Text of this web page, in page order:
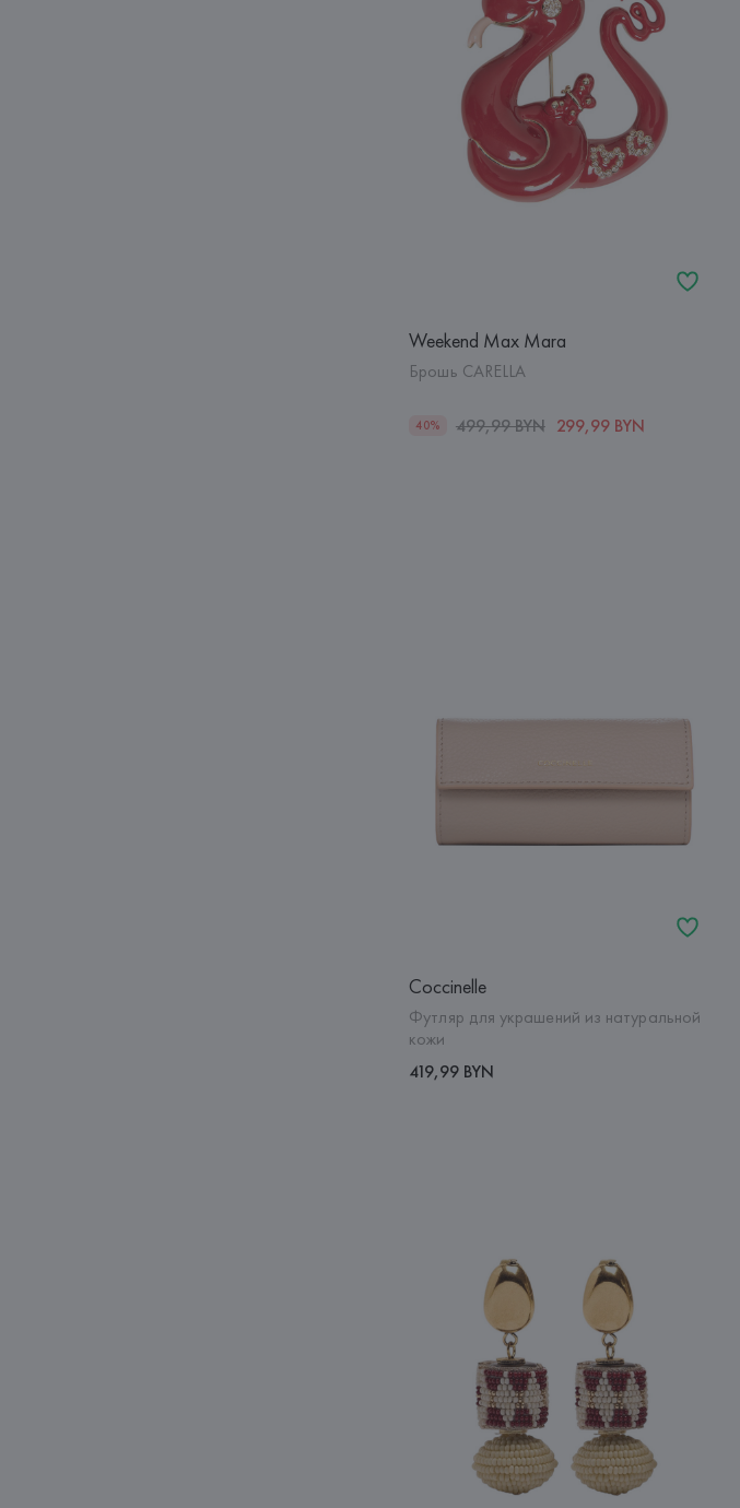
Weekend Max Mara
Брошь CARELLA
40% 499,99 BYN 299,99 BYN
Coccinelle
Футляр для украшений из натуральной
кожи
419,99 BYN